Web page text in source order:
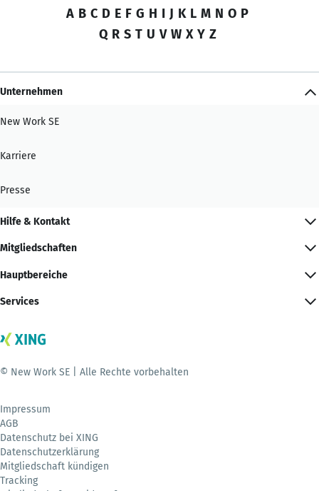
A B C D E F G H I J K L M N O P
Q R S T U V W X Y Z
Unternehmen
New Work SE
Karriere
Presse
Hilfe & Kontakt
Mitgliedschaften
Hauptbereiche
Services
© New Work SE | Alle Rechte vorbehalten
Impressum
AGB
Datenschutz bei XING
Datenschutzerklärung
Mitgliedschaft kündigen
Tracking